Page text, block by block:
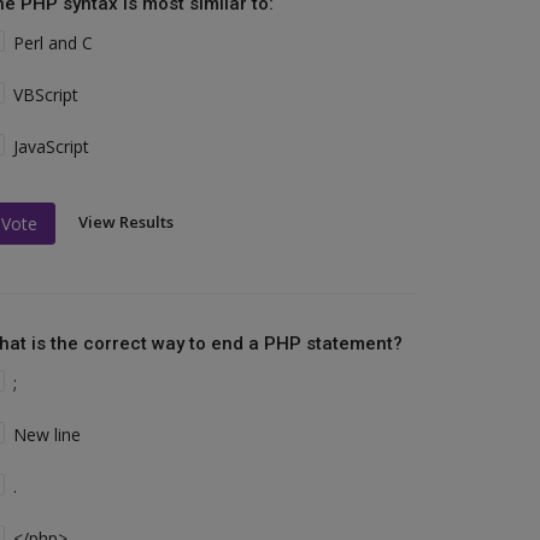
Perl and C
VBScript
JavaScript
Vote View Results
is the correct way to end a PHP statement?
;
New line
.